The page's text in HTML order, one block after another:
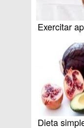
Exercitar
Dieta